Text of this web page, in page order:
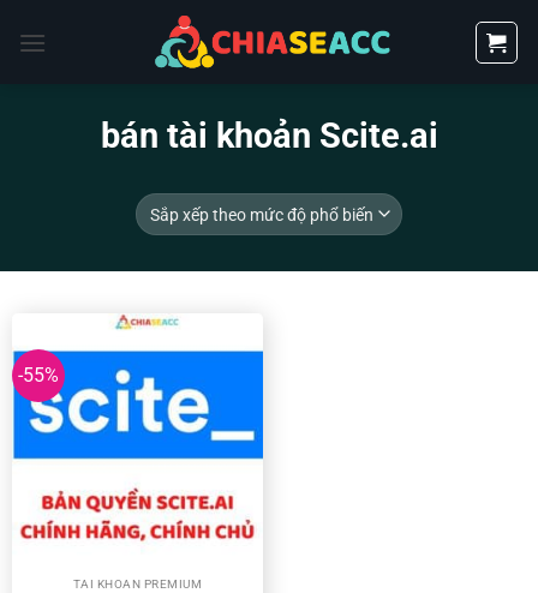
qua
bán tài khoản Scite.ai
-55%
TAI KHOAN PREMIUM